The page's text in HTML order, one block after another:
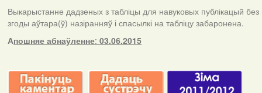
Выкарыстанне дадзеных з табліцы для навуковых публікацый без
згоды аўтара(ў) назіранняў і спасылкі на табліцу забаронена.
Апошняе абнаўленне: 03.06.2015